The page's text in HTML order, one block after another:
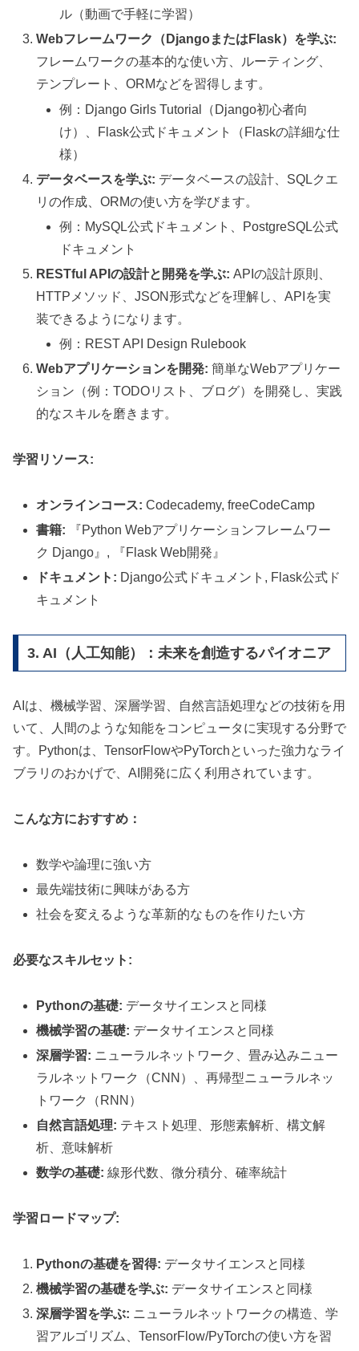
ル（動画で手軽に学習）
Webフレームワーク（DjangoまたはFlask）を学ぶ:
フレームワークの基本的な使い方、ルーティング、
テンプレート、ORMなどを習得します。
例：Django Girls Tutorial（Django初心者向
け）、Flask公式ドキュメント（Flaskの詳細な仕
様）
データベースを学ぶ: データベースの設計、SQLクエ
リの作成、ORMの使い方を学びます。
例：MySQL公式ドキュメント、PostgreSQL公式
ドキュメント
RESTful APIの設計と開発を学ぶ: APIの設計原則、
HTTPメソッド、JSON形式などを理解し、APIを実
装できるようになります。
例：REST API Design Rulebook
Webアプリケーションを開発: 簡単なWebアプリケー
ション（例：TODOリスト、ブログ）を開発し、実践
的なスキルを磨きます。
学習リソース:
オンラインコース: Codecademy, freeCodeCamp
書籍: 『Python Webアプリケーションフレームワー
ク Django』, 『Flask Web開発』
ドキュメント: Django公式ドキュメント, Flask公式ド
キュメント
3. AI（人工知能）：未来を創造するパイオニア
AIは、機械学習、深層学習、自然言語処理などの技術を用
いて、人間のような知能をコンピュータに実現する分野で
す。Pythonは、TensorFlowやPyTorchといった強力なライ
ブラリのおかげで、AI開発に広く利用されています。
こんな方におすすめ：
数学や論理に強い方
最先端技術に興味がある方
社会を変えるような革新的なものを作りたい方
必要なスキルセット:
Pythonの基礎: データサイエンスと同様
機械学習の基礎: データサイエンスと同様
深層学習: ニューラルネットワーク、畳み込みニュー
ラルネットワーク（CNN）、再帰型ニューラルネッ
トワーク（RNN）
自然言語処理: テキスト処理、形態素解析、構文解
析、意味解析
数学の基礎: 線形代数、微分積分、確率統計
学習ロードマップ:
Pythonの基礎を習得: データサイエンスと同様
機械学習の基礎を学ぶ: データサイエンスと同様
深層学習を学ぶ: ニューラルネットワークの構造、学
習アルゴリズム、TensorFlow/PyTorchの使い方を習